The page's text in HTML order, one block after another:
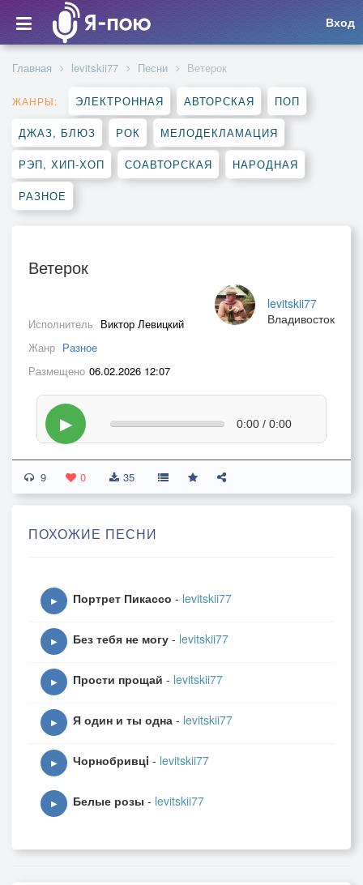
Вход
Главная levitskii77 Песни Ветерок
ЖАНРЫ: ЭЛЕКТРОННАЯ АВТОРСКАЯ ПОП
ДЖАЗ, БЛЮЗ РОК МЕЛОДЕКЛАМАЦИЯ
РЭП, ХИП-ХОП СОАВТОРСКАЯ НАРОДНАЯ
РАЗНОЕ
Ветерок
levitskii77
Владивосток
Исполнитель Виктор Левицкий
Жанр Разное
Размещено 06.02.2026 12:07
▶ 0:00 / 0:00
9 0 35
ПОХОЖИЕ ПЕСНИ
▶ Портрет Пикассо - levitskii77
▶ Без тебя не могу - levitskii77
▶ Прости прощай - levitskii77
▶ Я один и ты одна - levitskii77
▶ Чорнобривцi - levitskii77
▶ Белые розы - levitskii77